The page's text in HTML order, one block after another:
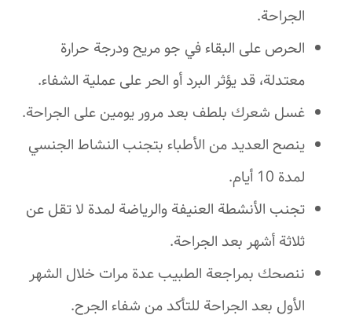
الجراحة.
الحرص على البقاء في جو مريح ودرجة حرارة
معتدلة، قد يؤثر البرد أو الحر على عملية الشفاء.
غسل شعرك بلطف بعد مرور يومين على الجراحة.
ينصح العديد من الأطباء بتجنب النشاط الجنسي
لمدة 10 أيام.
تجنب الأنشطة العنيفة والرياضة لمدة لا تقل عن
ثلاثة أشهر بعد الجراحة.
ننصحك بمراجعة الطبيب عدة مرات خلال الشهر
الأول بعد الجراحة للتأكد من شفاء الجرح.